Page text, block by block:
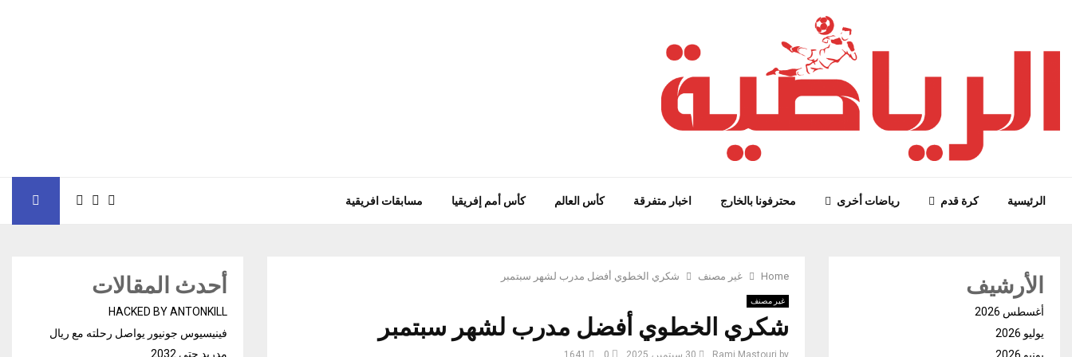
الرئيسية كرة قدم رياضات أخرى محترفونا بالخارج اخبار متفرقة كأس العالم كأس أمم إفريقيا مسابقات افريقية
Home غير مصنف شكري الخطوي أفضل مدرب لشهر سبتمبر
غير مصنف
شكري الخطوي أفضل مدرب لشهر سبتمبر
by
Rami Mastouri 30 سبتمبر، 2025 0
1641
الأرشيف
أغسطس 2026
يوليو 2026
يونيو 2026
أحدث المقالات
HACKED BY ANTONKILL
فينيسيوس جونيور يواصل رحلته مع ريال
مدريد حتى 2032